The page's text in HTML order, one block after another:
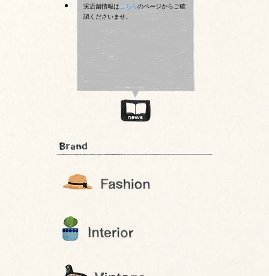
実店舗情報はこちらのページからご確
認くださいませ。